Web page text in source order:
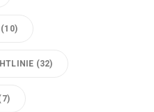
(10)
(32)